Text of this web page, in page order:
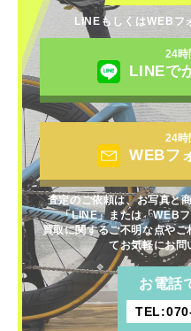
LINEもしくはWEBフ
24時
LINEで
24時
WEBフ
査定のご依頼は、お写真と
「LINE」または「WEB
買取に関するご不明な点や
てお気軽にお問
お電話